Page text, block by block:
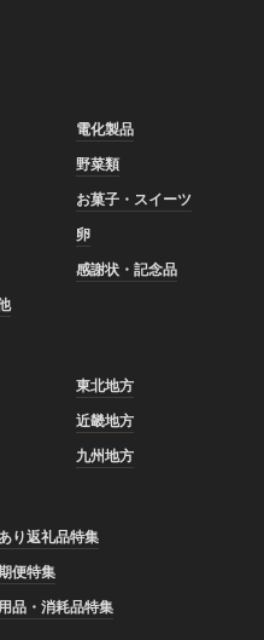
電化製品
野菜類
お菓子・スイーツ
卵
感謝状・記念品
東北地方
近畿地方
九州地方
り返礼品特集
便特集
品・消耗品特集